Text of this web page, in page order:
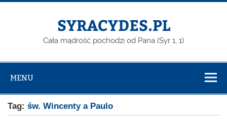
Skip
SYRACYDES.PL
Cała mądrość pochodzi od Pana (Syr 1, 1)
MENU
Tag:św. Wincenty a Paulo